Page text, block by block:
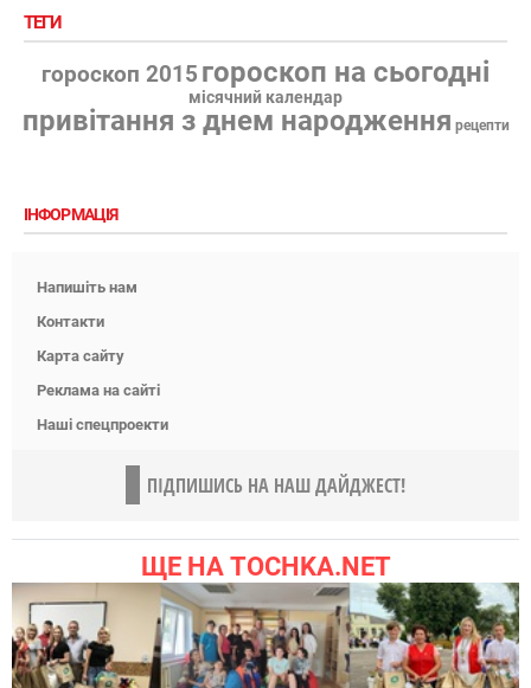
ТЕГИ
гороскоп 2015 гороскоп на сьогодні
місячний календар
привітання з днем народження рецепти
ІНФОРМАЦІЯ
Напишіть нам
Контакти
Карта сайту
Реклама на сайті
Наші спецпроекти
ПІДПИШИСЬ НА НАШ ДАЙДЖЕСТ!
ЩЕ НА TOCHKA.NET